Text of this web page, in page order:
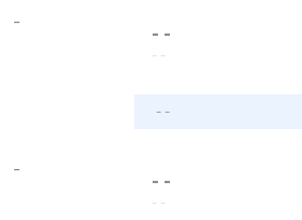
-
- -
- -
- -
-
- -
- -